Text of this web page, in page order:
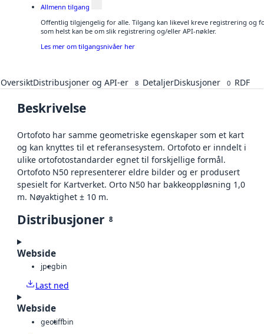
Allmenn tilgang
Offentlig tilgjengelig for alle. Tilgang kan likevel kreve registrering og
som helst kan be om slik registrering og/eller API-nøkler.
Les mer om tilgangsnivåer her
OversiktDistribusjoner og API-er 8 DetaljerDiskusjoner 0 RDF
Beskrivelse
Ortofoto har samme geometriske egenskaper som et kart
og kan knyttes til et referansesystem. Ortofoto er inndelt i
ulike ortofotostandarder egnet til forskjellige formål.
Ortofoto N50 representerer eldre bilder og er produsert
spesielt for Kartverket. Orto N50 har bakkeoppløsning 1,0
m. Nøyaktighet ± 10 m.
Distribusjoner 8
Webside
jpegbin
Last ned
Webside
geotiffbin